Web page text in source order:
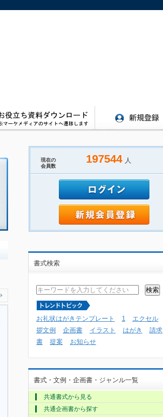
現在の
会員数
197544 人
書式検索
お礼状はがきテンプレート 1 エクセル
拶文例
企画書 イラスト はがき
請求
書
提案 お知らせ
書式・文例・企画書・ジャンル一覧
共通書式から見る
共通企画書から探す